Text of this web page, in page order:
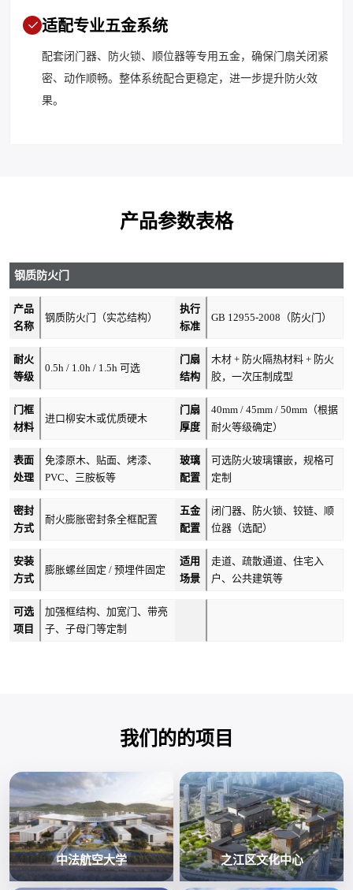
适配专业五金系统
配套闭门器、防火锁、顺位器等专用五金，确保门扇关闭紧
密、动作顺畅。整体系统配合更稳定，进一步提升防火效
果。
产品参数表格
钢质防火门
产品
名称
钢质防火门（实芯结构）
执行
标准
GB 12955-2008（防火门）
耐火
等级
0.5h / 1.0h / 1.5h 可选
门扇
结构
木材 + 防火隔热材料 + 防火
胶，一次压制成型
门框
材料
进口柳安木或优质硬木
门扇
厚度
40mm / 45mm / 50mm（根据
耐火等级确定）
表面
处理
免漆原木、贴面、烤漆、
PVC、三胺板等
玻璃
配置
可选防火玻璃镶嵌，规格可
定制
密封
方式
耐火膨胀密封条全框配置
五金
配置
闭门器、防火锁、铰链、顺
位器（选配）
安装
方式
膨胀螺丝固定 / 预埋件固定
适用
场景
走道、疏散通道、住宅入
户、公共建筑等
可选
项目
加强框结构、加宽门、带亮
子、子母门等定制
我们的的项目
中法航空大学 之江区文化中心